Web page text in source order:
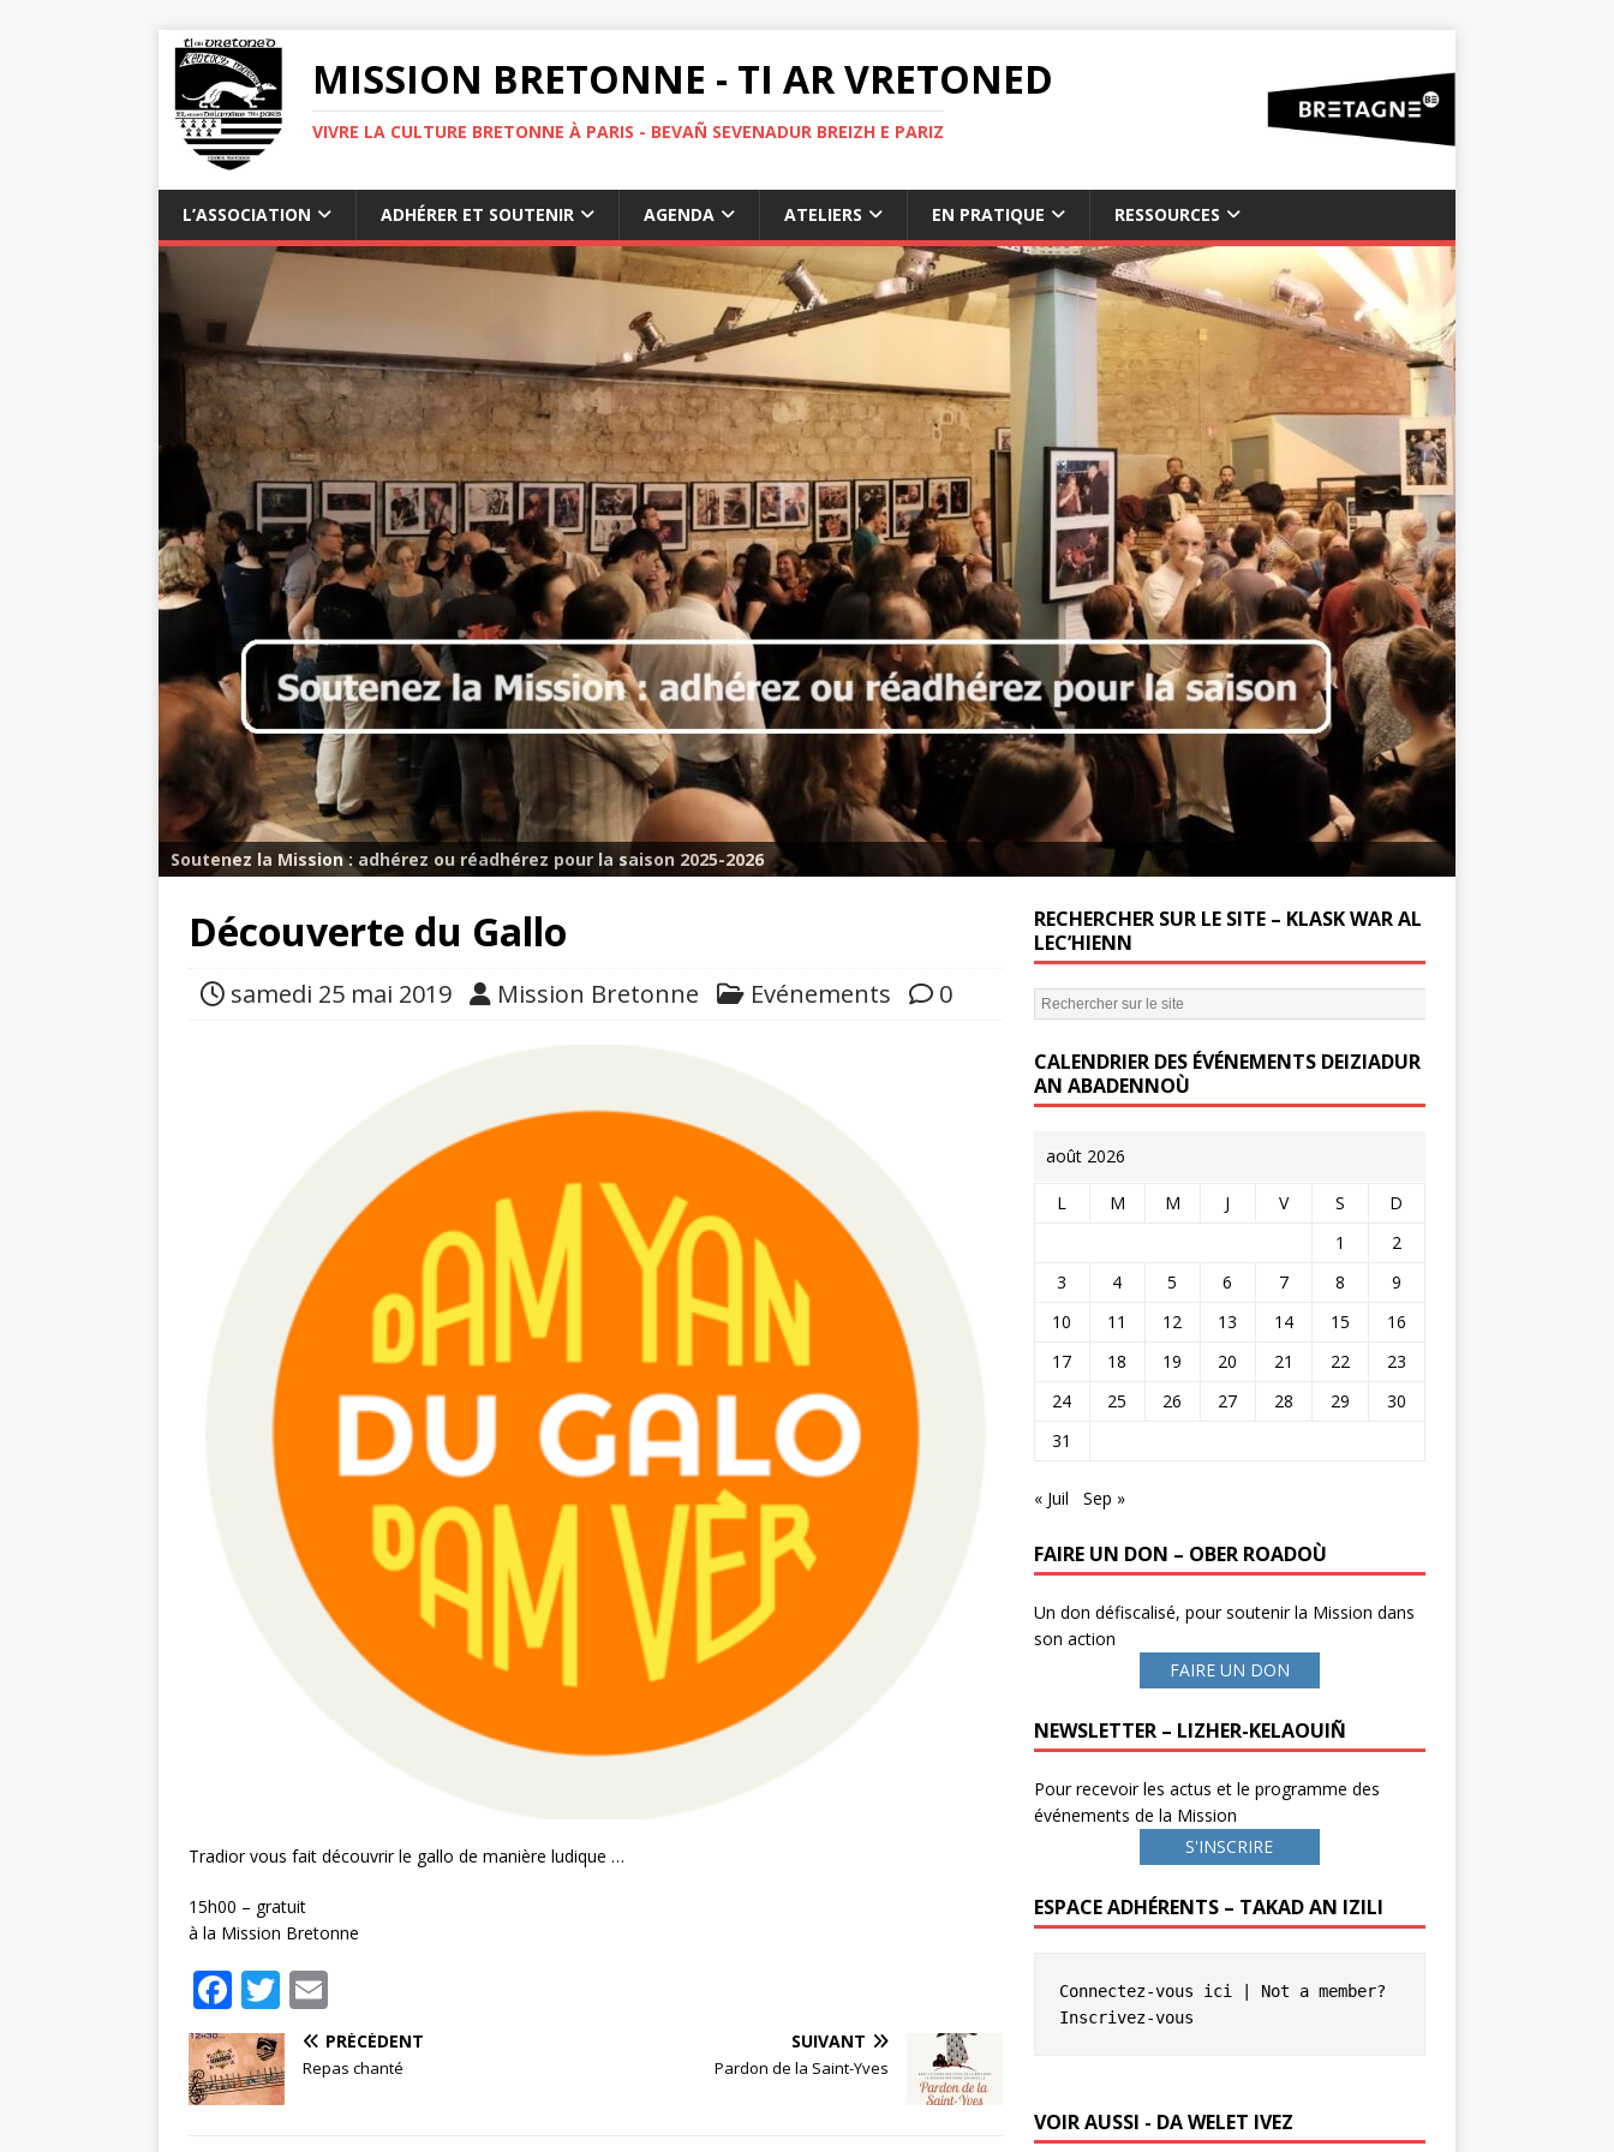
MISSION BRETONNE - TI AR VRETONED
VIVRE LA CULTURE BRETONNE À PARIS - BEVAÑ SEVENADUR BREIZH E PARIZ
L’ASSOCIATION ADHÉRER ET SOUTENIR AGENDA ATELIERS EN PRATIQUE RESSOURCES
Soutenez la Mission : adhérez ou réadhérez pour la saison 2025-2026
Découverte du Gallo
samedi 25 mai 2019 Mission Bretonne Evénements 0
Tradior vous fait découvrir le gallo de manière ludique …
15h00 – gratuit
à la Mission Bretonne
F
a
c
e
T
w
it
te
m
ai
PRÉCÉDENT
Repas chanté
SUIVANT
Pardon de la Saint-Yves
RECHERCHER SUR LE SITE – KLASK WAR AL
LEC’HIENN
CALENDRIER DES ÉVÉNEMENTS DEIZIADUR
AN ABADENNOÙ
août 2026
L M M J V S
D
1
2
3
4 5 6 7 8
9
10
11 12 13 14 15
16
17
18 19 20 21 22
23
24
25 26 27 28 29
30
31
« Juil Sep »
FAIRE UN DON – OBER ROADOÙ
Un don défiscalisé, pour soutenir la Mission dans
son action
FAIRE UN DON
NEWSLETTER – LIZHER-KELAOUIÑ
Pour recevoir les actus et le programme des
événements de la Mission
S'INSCRIRE
ESPACE ADHÉRENTS – TAKAD AN IZILI
Connectez-vous ici
Inscrivez-vous
VOIR AUSSI - DA WELET IVEZ